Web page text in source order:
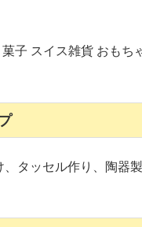
子 スイス雑貨 おもち
、タッセル作り、陶器